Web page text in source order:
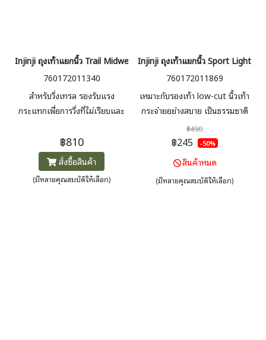
Injinji ถุงเท้าแยกนิ้ว Trail Midweight Mini-Crew
760172011340
สำหรับวิ่งเทรล รองรับแรง
กระแทกเพื่อการวิ่งที่ไม่เรียบและ
ป้องกันเศษกรวด ระบายความชื้น
รองรับอุ้งเท้าได้ดี
฿810
สั่งซื้อสินค้า
(มีหลายคุณสมบัติให้เลือก)
Injinji ถุงเท้าแยกนิ้ว Sport
760172011869
เหมาะกับรองเท้า low-cut นิ้วเท้า
กระจ่ายอย่างสบาย เป็นธรรมชาติ
ป้องกันการเสียดสี รัดแน่นแถบซิลิ
โคนที่ส้นด้านใน ช่วยให้ไม่ลื่นหลุด
ใส่ได้ตลอดทั้งวัน
฿490
฿245 -50%
สินค้าหมด
(มีหลายคุณสมบัติให้เลือก)